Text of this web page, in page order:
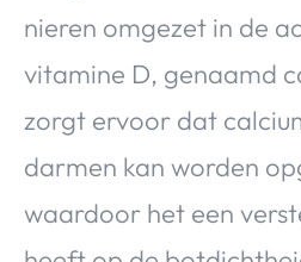
nieren omgezet in de
vitamine D, genaamd
zorgt ervoor dat
darmen kan worden
waardoor het een